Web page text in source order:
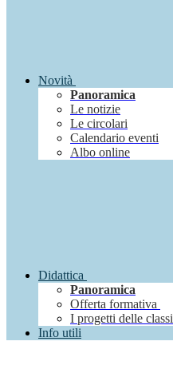
Novità
Panoramica
Le notizie
Le circolari
Calendario eventi
Albo online
Didattica
Panoramica
Offerta formativa
I progetti delle classi
Info utili